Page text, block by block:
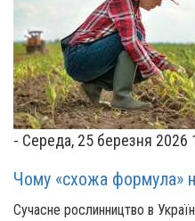
- Середа, 25 березня 2026
Чому «схожа формула»
Сучасне рослинництво в